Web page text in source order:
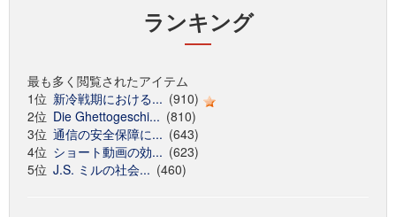
ランキング
最も多く閲覧されたアイテム
1位 新冷戦期における... (910)
2位 Die Ghettogeschi... (810)
3位 通信の安全保障に... (643)
4位 ショート動画の効... (623)
5位 J.S. ミルの社会... (460)